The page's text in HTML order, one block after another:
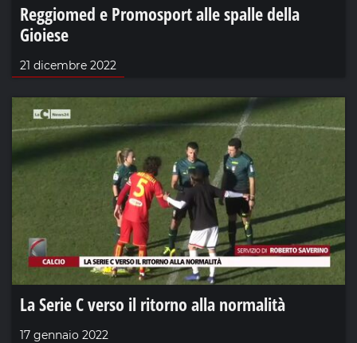
Reggiomed e Promosport alle spalle della
Gioiese
21 dicembre 2022
La Serie C verso il ritorno alla normalità
17 gennaio 2022